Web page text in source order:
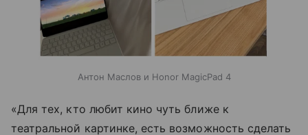
Антон Маслов и Honor MagicPad 4
«Для тех, кто любит кино чуть ближе к
театральной картинке, есть возможность сделать